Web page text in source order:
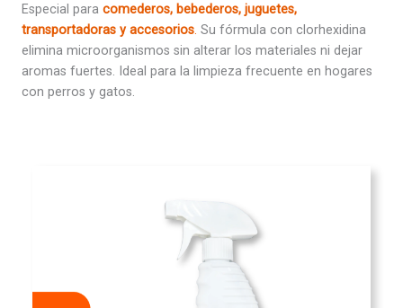
Especial para comederos, bebederos, juguetes,
transportadoras y accesorios. Su fórmula con clorhexidina
elimina microorganismos sin alterar los materiales ni dejar
aromas fuertes. Ideal para la limpieza frecuente en hogares
con perros y gatos.